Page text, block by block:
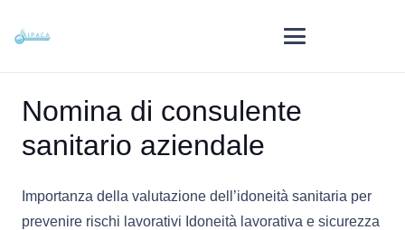
Nomina di consulente
sanitario aziendale
Importanza della valutazione dell’idoneità sanitaria per
prevenire rischi lavorativi Idoneità lavorativa e sicurezza